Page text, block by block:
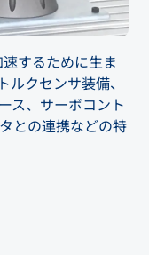
するために生ま
ルクセンサ装備、
ス、サーボコント
との連携などの特